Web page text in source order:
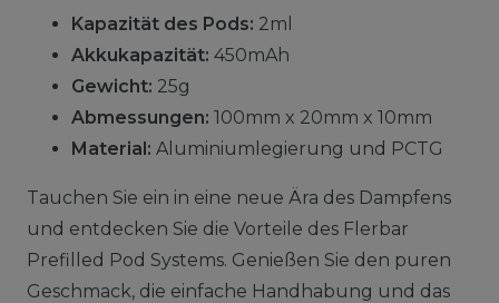
Kapazität des Pods: 2ml
Akkukapazität: 450mAh
Gewicht: 25g
Abmessungen: 100mm x 20mm x 10mm
Material: Aluminiumlegierung und PCTG
Tauchen Sie ein in eine neue Ära des Dampfens
und entdecken Sie die Vorteile des Flerbar
Prefilled Pod Systems. Genießen Sie den puren
Geschmack, die einfache Handhabung und das